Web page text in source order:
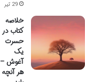
29 تیر
خلاصه
کتاب در
حسرت
یک
آغوش –
هر آنچه